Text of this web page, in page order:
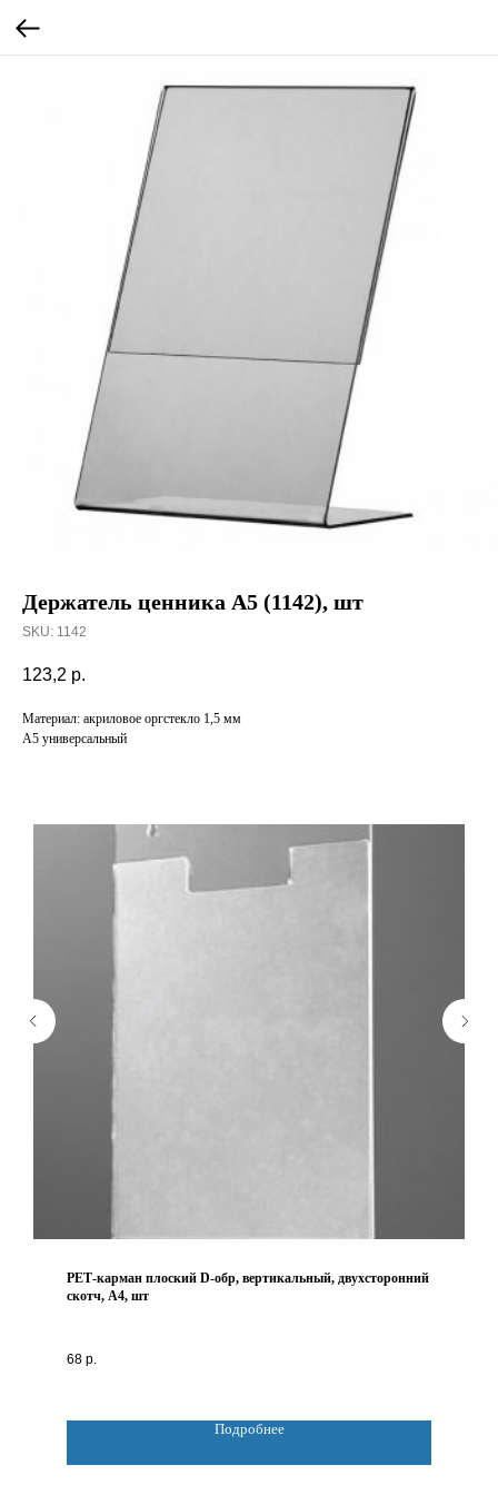
Держатель ценника А5 (1142), шт
SKU: 1142
123,2 р.
Материал: акриловое оргстекло 1,5 мм
А5 универсальный
РЕТ-карман плоский D-обр, вертикальный, двухсторонний
скотч, А4, шт
68 р.
Подробнее